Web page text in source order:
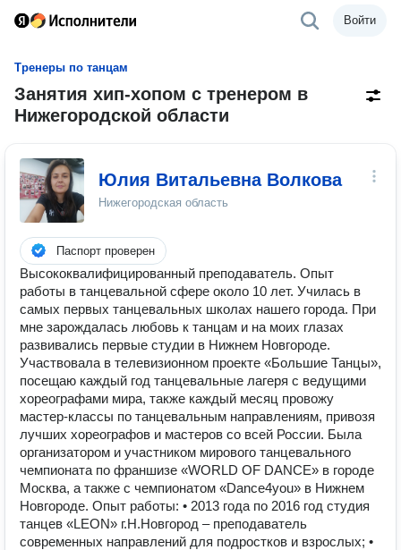
Войти
Тренеры по танцам
Занятия хип-хопом с тренером в
Нижегородской области
Юлия Витальевна Волкова
Нижегородская область
Паспорт проверен
Высококвалифицированный преподаватель. Опыт
работы в танцевальной сфере около 10 лет. Училась в
самых первых танцевальных школах нашего города. При
мне зарождалась любовь к танцам и на моих глазах
развивались первые студии в Нижнем Новгороде.
Участвовала в телевизионном проекте «Большие Танцы»,
посещаю каждый год танцевальные лагеря с ведущими
хореографами мира, также каждый месяц провожу
мастер-классы по танцевальным направлениям, привозя
лучших хореографов и мастеров со всей России. Была
организатором и участником мирового танцевального
чемпионата по франшизе «WORLD OF DANCE» в городе
Москва, а также с чемпионатом «Dance4you» в Нижнем
Новгороде. Опыт работы: • 2013 года по 2016 год студия
танцев «LEON» г.Н.Новгород – преподаватель
современных направлений для подростков и взрослых; •